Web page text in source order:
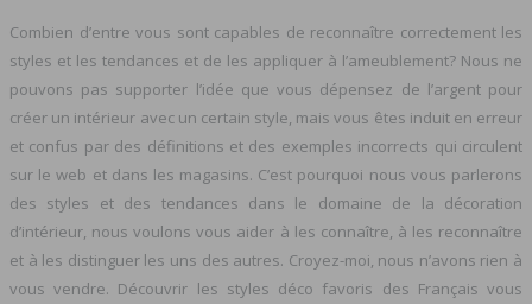
Combien d’entre vous sont capables de reconnaître correctement les
styles et les tendances et de les appliquer à l’ameublement? Nous ne
pouvons pas supporter l’idée que vous dépensez de l’argent pour
créer un intérieur avec un certain style, mais vous êtes induit en erreur
et confus par des définitions et des exemples incorrects qui circulent
sur le web et dans les magasins. C’est pourquoi nous vous parlerons
des styles et des tendances dans le domaine de la décoration
d’intérieur, nous voulons vous aider à les connaître, à les reconnaître
et à les distinguer les uns des autres. Croyez-moi, nous n’avons rien à
vous vendre. Découvrir les styles déco favoris des Français vous